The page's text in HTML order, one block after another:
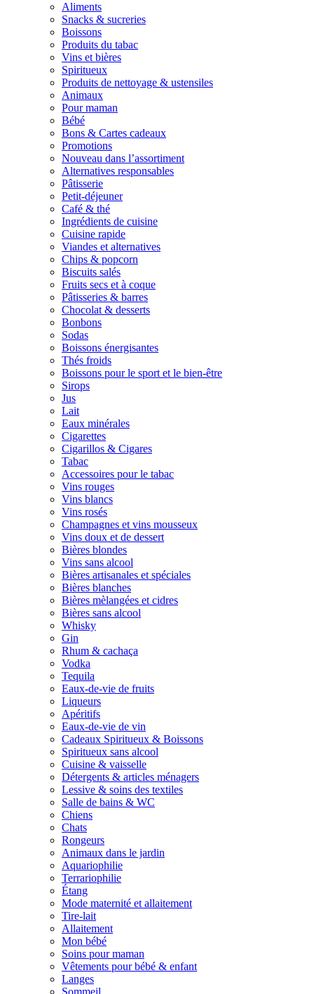
Aliments
Snacks & sucreries
Boissons
Produits du tabac
Vins et bières
Spiritueux
Produits de nettoyage & ustensiles
Animaux
Pour maman
Bébé
Bons & Cartes cadeaux
Promotions
Nouveau dans l’assortiment
Alternatives responsables
Pâtisserie
Petit-déjeuner
Café & thé
Ingrédients de cuisine
Cuisine rapide
Viandes et alternatives
Chips & popcorn
Biscuits salés
Fruits secs et à coque
Pâtisseries & barres
Chocolat & desserts
Bonbons
Sodas
Boissons énergisantes
Thés froids
Boissons pour le sport et le bien-être
Sirops
Jus
Lait
Eaux minérales
Cigarettes
Cigarillos & Cigares
Tabac
Accessoires pour le tabac
Vins rouges
Vins blancs
Vins rosés
Champagnes et vins mousseux
Vins doux et de dessert
Bières blondes
Vins sans alcool
Bières artisanales et spéciales
Bières blanches
Bières mèlangées et cidres
Bières sans alcool
Whisky
Gin
Rhum & cachaça
Vodka
Tequila
Eaux-de-vie de fruits
Liqueurs
Apéritifs
Eaux-de-vie de vin
Cadeaux Spiritueux & Boissons
Spiritueux sans alcool
Cuisine & vaisselle
Détergents & articles ménagers
Lessive & soins des textiles
Salle de bains & WC
Chiens
Chats
Rongeurs
Animaux dans le jardin
Aquariophilie
Terrariophilie
Étang
Mode maternité et allaitement
Tire-lait
Allaitement
Mon bébé
Soins pour maman
Vêtements pour bébé & enfant
Langes
Sommeil